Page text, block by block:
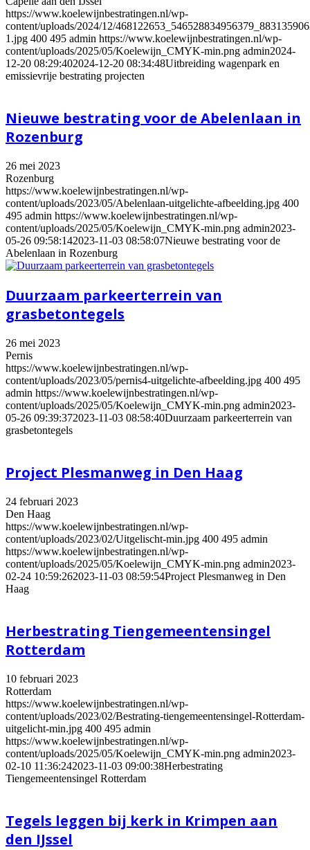
https://www.koelewijnbestratingen.nl/wp-
content/uploads/2024/12/
1.jpg 400 495 admin https://www.koelewijnbestratingen.nl/wp-
content/uploads/2025/05/Koelewijn_CMYK-min.png admin2024-
12-20 08:29:402024-12-20 08:34:48Uitbreiding wagenpark en
emissievrije bestrating projecten
Nieuwe bestrating voor de Abelenlaan in
Rozenburg
26 mei 2023
Rozenburg
https://www.koelewijnbestratingen.nl/wp-
content/uploads/2023/05/Abelenlaan-uitgelichte-afbeelding.jpg 400
495 admin https://www.koelewijnbestratingen.nl/wp-
content/uploads/2025/05/Koelewijn_CMYK-min.png admin2023-
05-26 09:58:142023-11-03 08:58:07Nieuwe bestrating voor de
Abelenlaan in Rozenburg
Duurzaam parkeerterrein van
grasbetontegels
26 mei 2023
Pernis
https://www.koelewijnbestratingen.nl/wp-
content/uploads/2023/05/pernis4-uitgelichte-afbeelding.jpg 400 495
admin https://www.koelewijnbestratingen.nl/wp-
content/uploads/2025/05/Koelewijn_CMYK-min.png admin2023-
05-26 09:39:372023-11-03 08:58:40Duurzaam parkeerterrein van
grasbetontegels
Project Plesmanweg in Den Haag
24 februari 2023
Den Haag
https://www.koelewijnbestratingen.nl/wp-
content/uploads/2023/02/Uitgelischt-min.jpg 400 495 admin
https://www.koelewijnbestratingen.nl/wp-
content/uploads/2025/05/Koelewijn_CMYK-min.png admin2023-
02-24 10:59:262023-11-03 08:59:54Project Plesmanweg in Den
Haag
Herbestrating Tiengemeentensingel
Rotterdam
10 februari 2023
Rotterdam
https://www.koelewijnbestratingen.nl/wp-
content/uploads/2023/02/Bestrating-tiengemeentensingel-Rotterdam-
uitgelicht-min.jpg 400 495 admin
https://www.koelewijnbestratingen.nl/wp-
content/uploads/2025/05/Koelewijn_CMYK-min.png admin2023-
02-10 11:36:242023-11-03 09:00:38Herbestrating
Tiengemeentensingel Rotterdam
Tegels leggen bij kerk in Krimpen aan
den IJssel